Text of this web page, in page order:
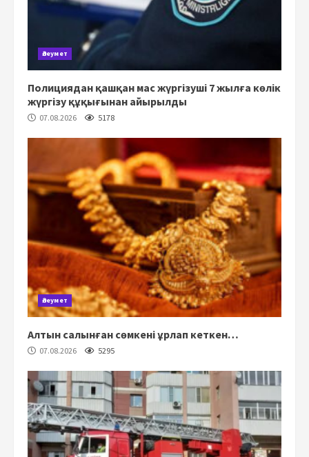
Әлеумет
Полициядан қашқан мас жүргізуші 7 жылға көлік
жүргізу құқығынан айырылды
07.08.2026 5178
Әлеумет
Алтын салынған сөмкені ұрлап кеткен…
07.08.2026 5295